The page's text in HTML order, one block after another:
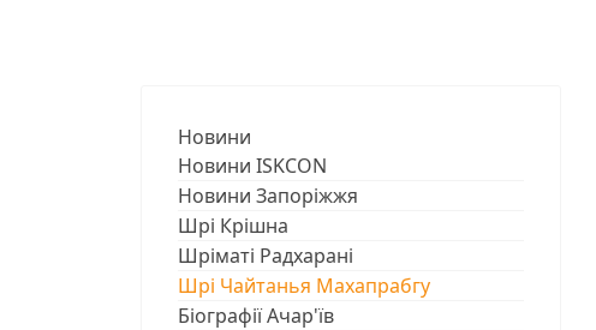
Новини
Новини ISKCON
Новини Запоріжжя
Шрі Крішна
Шріматі Радхарані
Шрі Чайтанья Махапрабгу
Біографії Ачар'їв